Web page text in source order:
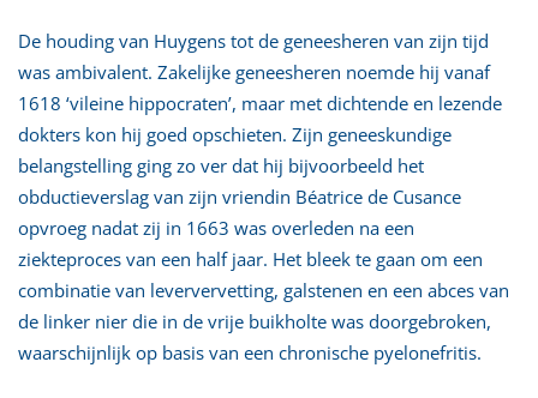
De houding van Huygens tot de geneesheren van zijn tijd
was ambivalent. Zakelijke geneesheren noemde hij vanaf
1618 ‘vileine hippocraten’, maar met dichtende en lezende
dokters kon hij goed opschieten. Zijn geneeskundige
belangstelling ging zo ver dat hij bijvoorbeeld het
obductieverslag van zijn vriendin Béatrice de Cusance
opvroeg nadat zij in 1663 was overleden na een
ziekteproces van een half jaar. Het bleek te gaan om een
combinatie van leververvetting, galstenen en een abces van
de linker nier die in de vrije buikholte was doorgebroken,
waarschijnlijk op basis van een chronische pyelonefritis.